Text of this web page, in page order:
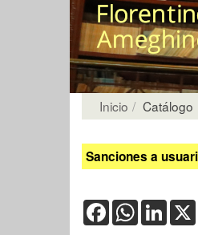
Inicio Catálogo
Sanciones a
FacebookWhatsApp